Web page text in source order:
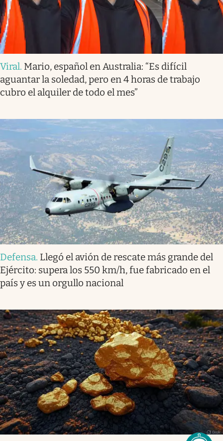
Viral. Mario, español en Australia: “Es difícil
aguantar la soledad, pero en 4 horas de trabajo
cubro el alquiler de todo el mes”
Defensa. Llegó el avión de rescate más grande del
Ejército: supera los 550 km/h, fue fabricado en el
país y es un orgullo nacional